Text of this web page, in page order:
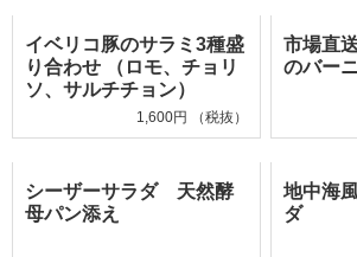
イベリコ豚のサラミ3種盛
り合わせ （ロモ、チョリ
ソ、サルチチョン）
1,600円 （税抜）
市場直
のバー
シーザーサラダ 天然酵
母パン添え
地中海
ダ